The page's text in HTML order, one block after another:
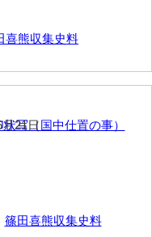
喜熊収集史料
写（国中仕置の事）
篠田喜熊収集史料
21日